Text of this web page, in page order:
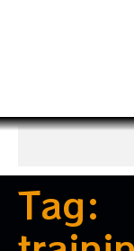
Tag: